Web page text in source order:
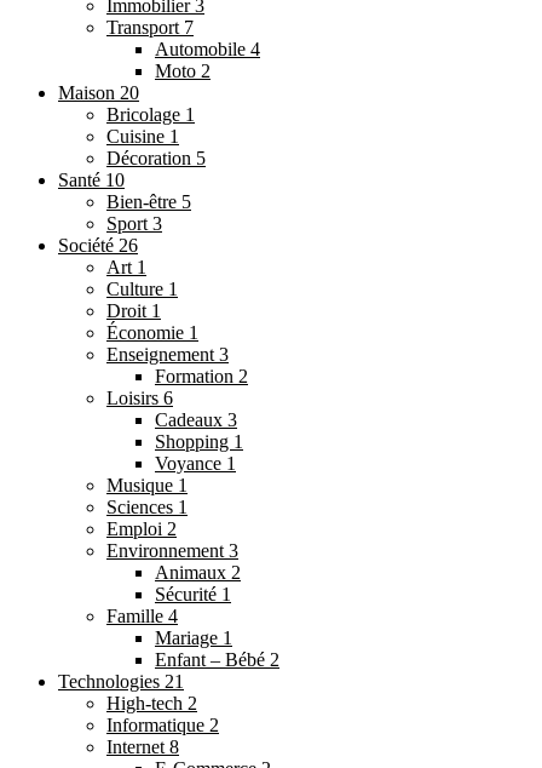
Immobilier3
Transport 7
Automobile 4
Moto 2
Maison 20
Bricolage 1
Cuisine 1
Décoration 5
Santé 10
Bien-être 5
Sport 3
Société 26
Art 1
Culture 1
Droit 1
Économie 1
Enseignement 3
Formation 2
Loisirs 6
Cadeaux 3
Shopping 1
Voyance 1
Musique 1
Sciences 1
Emploi 2
Environnement 3
Animaux 2
Sécurité 1
Famille 4
Mariage 1
Enfant – Bébé 2
Technologies 21
High-tech 2
Informatique 2
Internet 8